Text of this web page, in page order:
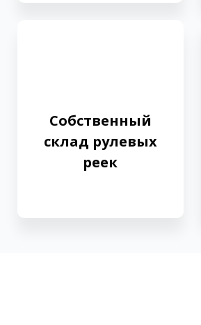
Собственный
склад рулевых
реек